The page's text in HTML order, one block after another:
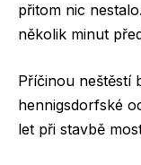
přitom nic
několik minut
Příčinou neštěstí
hennigsdorfské
let při stavbě